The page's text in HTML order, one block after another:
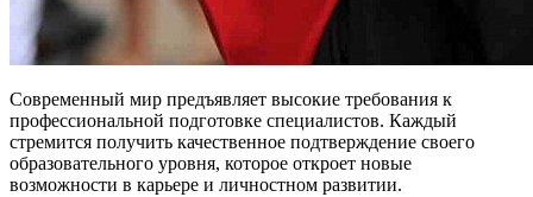
Современный мир предъявляет высокие требования к
профессиональной подготовке специалистов. Каждый
стремится получить качественное подтверждение своего
образовательного уровня, которое откроет новые
возможности в карьере и личностном развитии.